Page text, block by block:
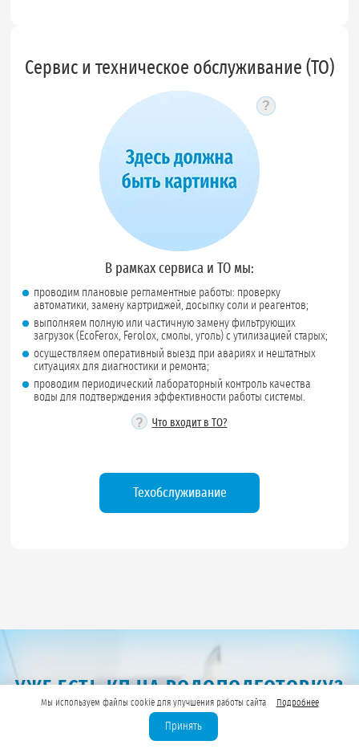
Сервис и техническое обслуживание (ТО)
?Подсказка по
В рамках сервиса и ТО мы:
проводим плановые регламентные работы: проверку
автоматики, замену картриджей, досыпку соли и реагентов;
выполняем полную или частичную замену фильтрующих
загрузок (EcoFerox, Ferolox, смолы, уголь) с утилизацией старых;
осуществляем оперативный выезд при авариях и нештатных
ситуациях для диагностики и ремонта;
проводим периодический лабораторный контроль качества
воды для подтверждения эффективности работы системы.
? Что входит в ТО?
Техобслуживание
УЖЕ ЕСТЬ КП НА ВОДОПОДГОТОВКУ?
УЗНАЙТЕ СТОИМОСТЬ ОБОРУДОВАНИЯ И
МОНТАЖА У НАС!
Мы используем файлы cookie для улучшения работы сайта Подробнее
Принять